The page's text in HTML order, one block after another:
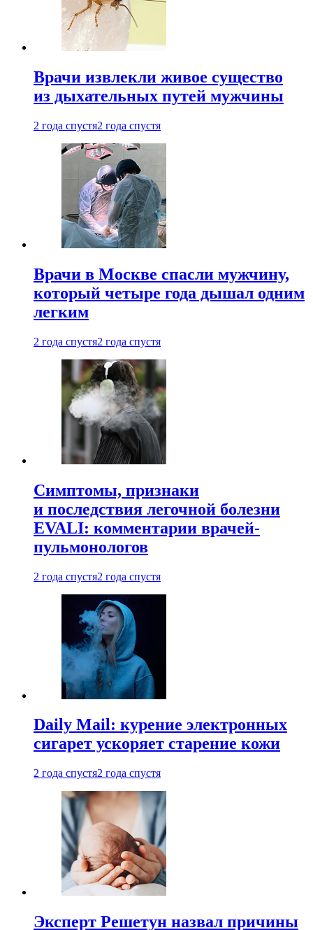
Врачи извлекли живое существо
из дыхательных путей мужчины
2 года спустя2 года спустя
Врачи в Москве спасли мужчину,
который четыре года дышал одним
легким
2 года спустя2 года спустя
Симптомы, признаки
и последствия легочной болезни
EVALI: комментарии врачей-
пульмонологов
2 года спустя2 года спустя
Daily Mail: курение электронных
сигарет ускоряет старение кожи
2 года спустя2 года спустя
Эксперт Решетун назвал причины